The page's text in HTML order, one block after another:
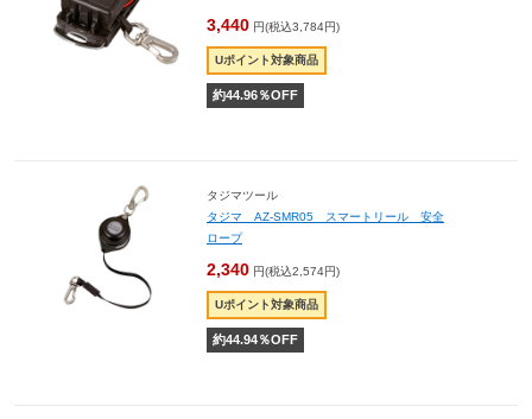
3,440 円(税込3,784円)
Uポイント対象商品
約44.96％OFF
タジマツール
タジマ AZ-SMR05 スマートリール 安全
ロープ
2,340 円(税込2,574円)
Uポイント対象商品
約44.94％OFF